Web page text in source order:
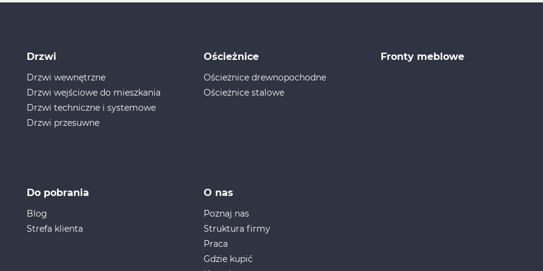
Drzwi
Drzwi wewnętrzne
Drzwi wejściowe do mieszkania
Drzwi techniczne i systemowe
Drzwi przesuwne
Ościeżnice
Ościeżnice drewnopochodne
Ościeżnice stalowe
Fronty meblowe
Do pobrania
Blog
Strefa klienta
O nas
Poznaj nas
Struktura firmy
Praca
Gdzie kupić